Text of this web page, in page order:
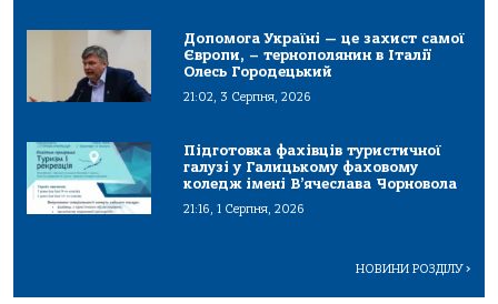
Допомога Україні — це захист самої
Європи, – тернополянин в Італії
Олесь Городецький
21:02, 3 Серпня, 2026
Підготовка фахівців туристичної
галузі у Галицькому фаховому
коледж імені В’ячеслава Чорновола
21:16, 1 Серпня, 2026
НОВИНИ РОЗДІЛУ>